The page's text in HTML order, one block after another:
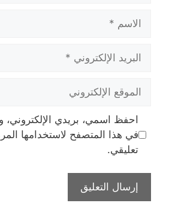
الاسم
البريد
الإلكتروني
الموقع
الإلكتروني
احفظ اسمي، بريدي الإلكتروني،
في هذا المتصفح لاستخدامها
تعليقي.